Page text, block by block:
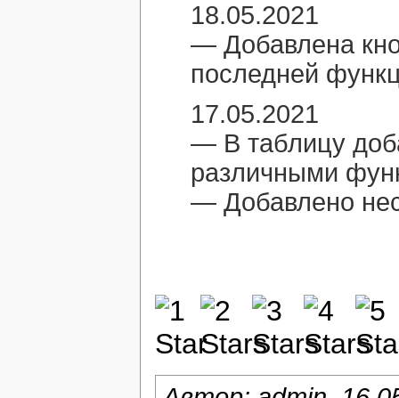
18.05.2021
— Добавлена
последней
17.05.2021
— В таблицу
различными
— Добавлено